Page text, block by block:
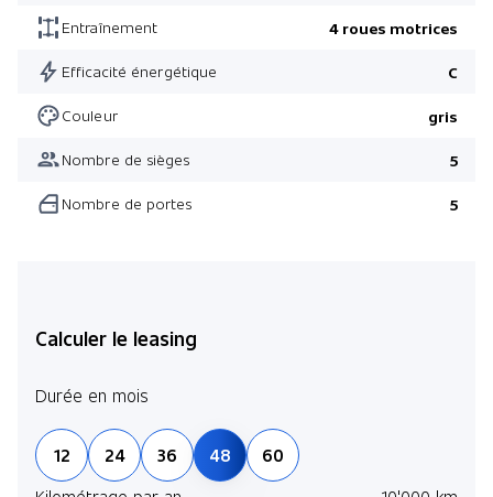
Tableau de bord en reproduction cuir Artico
Pack Parc avec -caméra 360°-
Ciel de toit noir
Roues en alliage léger 19" 5 rayons
Sans dénomination de modèle
Pack All-Terrain Premium Plus
Pack Assistance à la conduite Plus
Pack Parc avec -caméra 360°-
Pack Keyless-Go Confort
Entraînement 4 roues motrices
Efficacité énergétique C
Couleur gris
Nombre de sièges 5
Nombre de portes 5
Calculer le leasing
Durée en mois
12 24 36 48
60